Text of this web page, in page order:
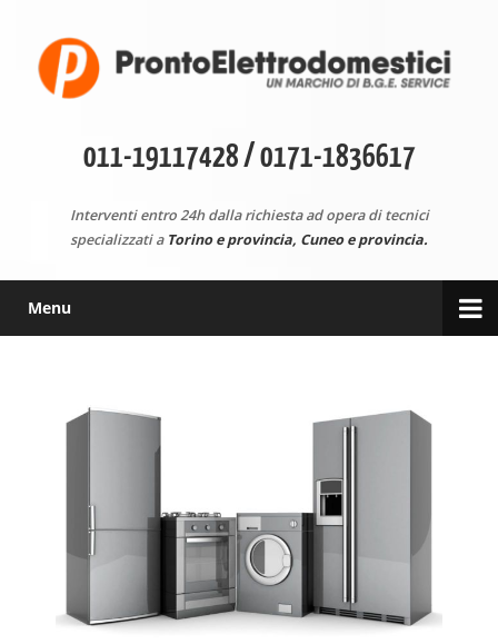
011-19117428 / 0171-1836617
Interventi entro 24h dalla richiesta ad opera di tecnici
specializzati aTorino e provincia, Cuneo e provincia.
Menu